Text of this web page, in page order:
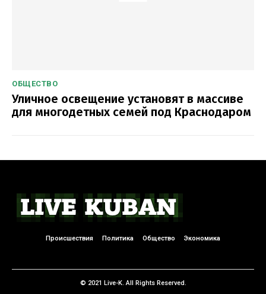
ОБЩЕСТВО
Уличное освещение установят в массиве
для многодетных семей под Краснодаром
Происшествия Политика Общество Экономика
© 2021 Live-K. All Rights Reserved.